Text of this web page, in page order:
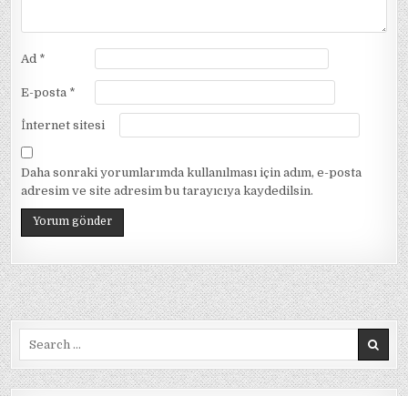
Ad *
E-posta *
İnternet sitesi
Daha sonraki yorumlarımda kullanılması için adım, e-posta
adresim ve site adresim bu tarayıcıya kaydedilsin.